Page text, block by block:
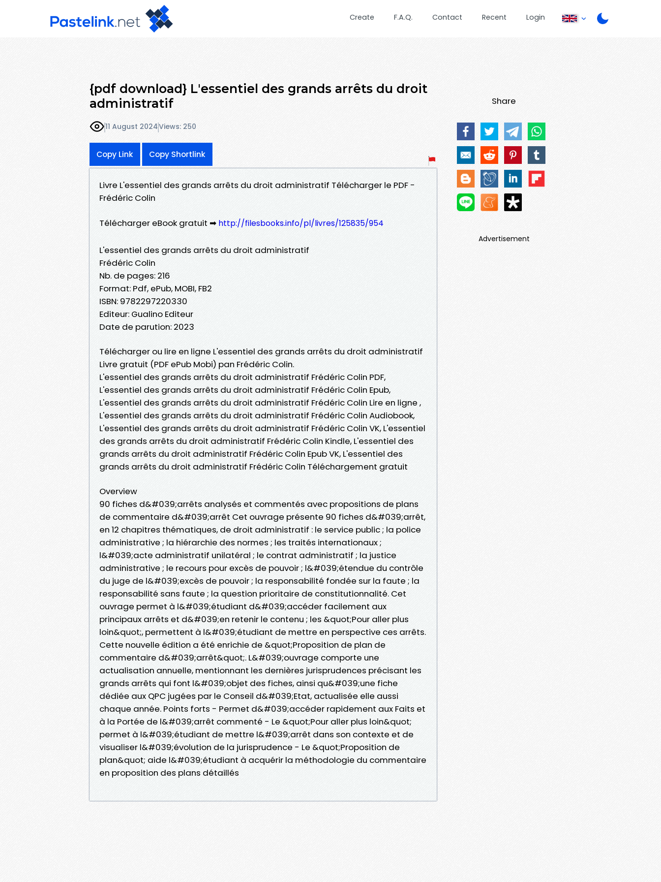
Create F.A.Q. Contact Recent Login
{pdf download} L'essentiel des grands arrêts du droit
administratif
11 August 2024Views: 250
Copy Link Copy Shortlink
Livre L'essentiel des grands arrêts du droit administratif Télécharger le PDF -
Frédéric Colin
Télécharger eBook gratuit ➡ http://filesbooks.info/pl/livres/125835/954
L'essentiel des grands arrêts du droit administratif
Frédéric Colin
Nb. de pages: 216
Format: Pdf, ePub, MOBI, FB2
ISBN: 9782297220330
Editeur: Gualino Editeur
Date de parution: 2023
Télécharger ou lire en ligne L'essentiel des grands arrêts du droit administratif
Livre gratuit (PDF ePub Mobi) pan Frédéric Colin.
L'essentiel des grands arrêts du droit administratif Frédéric Colin PDF,
L'essentiel des grands arrêts du droit administratif Frédéric Colin Epub,
L'essentiel des grands arrêts du droit administratif Frédéric Colin Lire en ligne ,
L'essentiel des grands arrêts du droit administratif Frédéric Colin Audiobook,
L'essentiel des grands arrêts du droit administratif Frédéric Colin VK, L'essentiel
des grands arrêts du droit administratif Frédéric Colin Kindle, L'essentiel des
grands arrêts du droit administratif Frédéric Colin Epub VK, L'essentiel des
grands arrêts du droit administratif Frédéric Colin Téléchargement gratuit
Overview
90 fiches d&#039;arrêts analysés et commentés avec propositions de plans
de commentaire d&#039;arrêt Cet ouvrage présente 90 fiches d&#039;arrêt,
en 12 chapitres thématiques, de droit administratif : le service public ; la police
administrative ; la hiérarchie des normes ; les traités internationaux ;
l&#039;acte administratif unilatéral ; le contrat administratif ; la justice
administrative ; le recours pour excès de pouvoir ; l&#039;étendue du contrôle
du juge de l&#039;excès de pouvoir ; la responsabilité fondée sur la faute ; la
responsabilité sans faute ; la question prioritaire de constitutionnalité. Cet
ouvrage permet à l&#039;étudiant d&#039;accéder facilement aux
principaux arrêts et d&#039;en retenir le contenu ; les &quot;Pour aller plus
loin&quot;, permettent à l&#039;étudiant de mettre en perspective ces arrêts.
Cette nouvelle édition a été enrichie de &quot;Proposition de plan de
commentaire d&#039;arrêt&quot;. L&#039;ouvrage comporte une
actualisation annuelle, mentionnant les dernières jurisprudences précisant les
grands arrêts qui font l&#039;objet des fiches, ainsi qu&#039;une fiche
dédiée aux QPC jugées par le Conseil d&#039;Etat, actualisée elle aussi
chaque année. Points forts - Permet d&#039;accéder rapidement aux Faits et
à la Portée de l&#039;arrêt commenté - Le &quot;Pour aller plus loin&quot;
permet à l&#039;étudiant de mettre l&#039;arrêt dans son contexte et de
visualiser l&#039;évolution de la jurisprudence - Le &quot;Proposition de
plan&quot; aide l&#039;étudiant à acquérir la méthodologie du commentaire
en proposition des plans détaillés
Share
Advertisement